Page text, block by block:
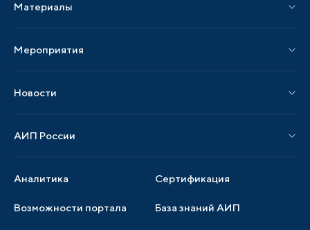
Услуги по локализации
Аналитика Сертификация
Возможности портала
Материалы
Публикации СМИ и статьи
Образцы документов
База знаний АИП
Мероприятия
Мероприятия отрасли
Новости
Новости отрасли
АИП России
Члены ассоциации
Услуги ассоциации